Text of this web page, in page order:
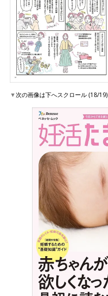
▼次の画像は下へスクロール (18/19)